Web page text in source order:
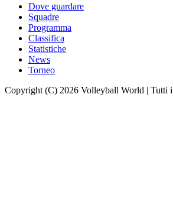
Dove guardare
Squadre
Programma
Classifica
Statistiche
News
Torneo
Copyright (C) 2026 Volleyball World | Tutti